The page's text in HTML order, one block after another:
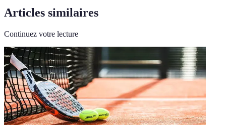
Articles similaires
Continuez votre lecture